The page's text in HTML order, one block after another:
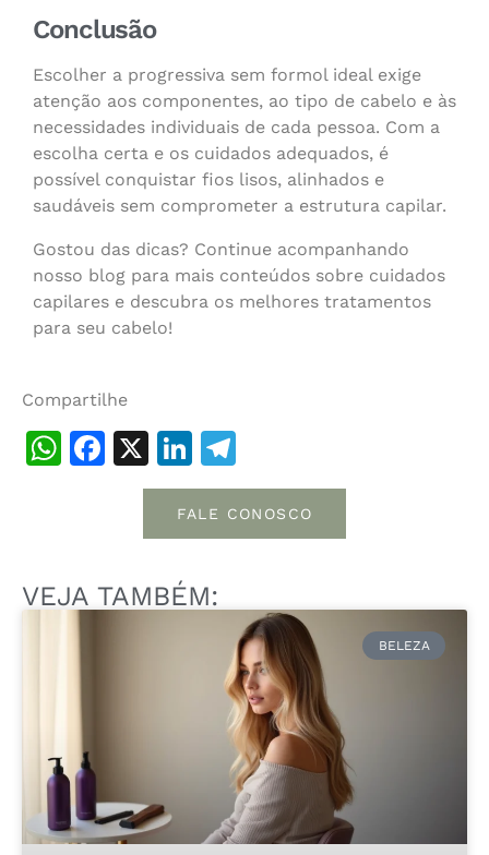
Conclusão
Escolher a progressiva sem formol ideal exige
atenção aos componentes, ao tipo de cabelo e às
necessidades individuais de cada pessoa. Com a
escolha certa e os cuidados adequados, é
possível conquistar fios lisos, alinhados e
saudáveis sem comprometer a estrutura capilar.
Gostou das dicas? Continue acompanhando
nosso blog para mais conteúdos sobre cuidados
capilares e descubra os melhores tratamentos
para seu cabelo!
Compartilhe
WhatsApp
Facebook
X LinkedIn
FALE CONOSCO
VEJA TAMBÉM:
BELEZA